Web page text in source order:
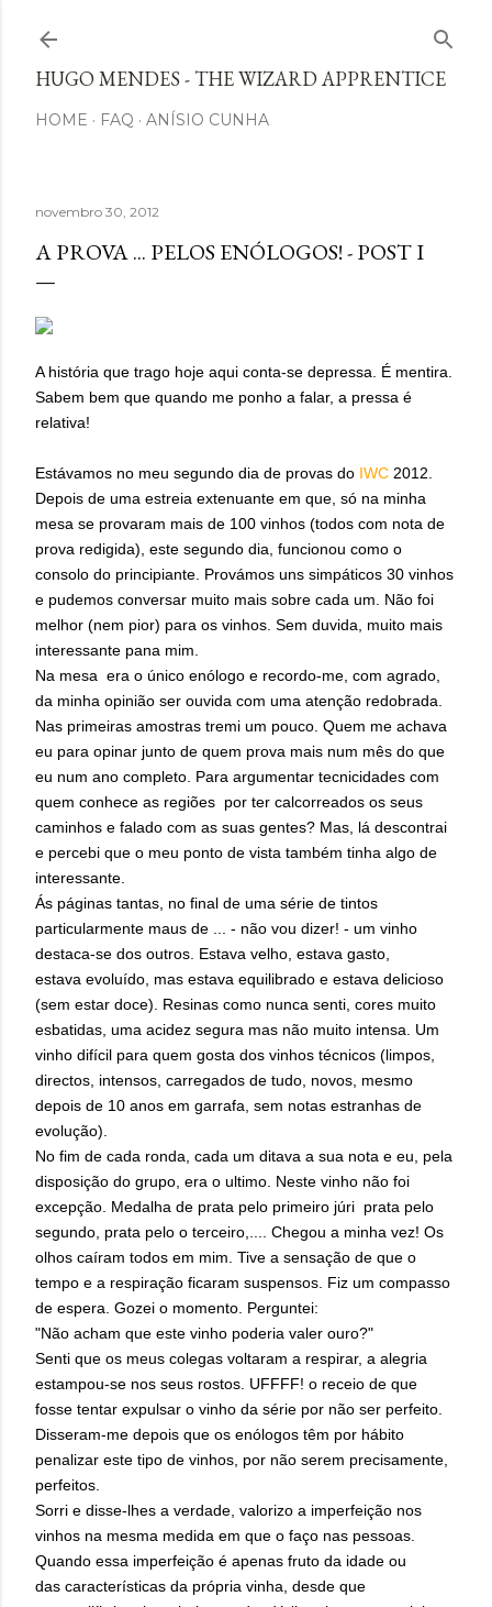
HUGO MENDES - THE WIZARD APPRENTICE
HOME FAQ ANÍSIO CUNHA
novembro 30, 2012
A PROVA ... PELOS ENÓLOGOS! - POST I
A história que trago hoje aqui conta-se depressa. É mentira.
Sabem bem que quando me ponho a falar, a pressa é
relativa!
Estávamos no meu segundo dia de provas do IWC 2012.
Depois de uma estreia extenuante em que, só na minha
mesa se provaram mais de 100 vinhos (todos com nota de
prova redigida), este segundo dia, funcionou como o
consolo do principiante. Provámos uns simpáticos 30 vinhos
e pudemos conversar muito mais sobre cada um. Não foi
melhor (nem pior) para os vinhos. Sem duvida, muito mais
interessante pana mim.
Na mesa era o único enólogo e recordo-me, com agrado,
da minha opinião ser ouvida com uma atenção redobrada.
Nas primeiras amostras tremi um pouco. Quem me achava
eu para opinar junto de quem prova mais num mês do que
eu num ano completo. Para argumentar tecnicidades com
quem conhece as regiões por ter calcorreados os seus
caminhos e falado com as suas gentes? Mas, lá descontrai
e percebi que o meu ponto de vista também tinha algo de
interessante.
Ás páginas tantas, no final de uma série de tintos
particularmente maus de ... - não vou dizer! - um vinho
destaca-se dos outros. Estava velho, estava gasto,
estava evoluído, mas estava equilibrado e estava delicioso
(sem estar doce). Resinas como nunca senti, cores muito
esbatidas, uma acidez segura mas não muito intensa. Um
vinho difícil para quem gosta dos vinhos técnicos (limpos,
directos, intensos, carregados de tudo, novos, mesmo
depois de 10 anos em garrafa, sem notas estranhas de
evolução).
No fim de cada ronda, cada um ditava a sua nota e eu, pela
disposição do grupo, era o ultimo. Neste vinho não foi
excepção. Medalha de prata pelo primeiro júri prata pelo
segundo, prata pelo o terceiro,.... Chegou a minha vez! Os
olhos caíram todos em mim. Tive a sensação de que o
tempo e a respiração ficaram suspensos. Fiz um compasso
de espera. Gozei o momento. Perguntei:
"Não acham que este vinho poderia valer ouro?"
Senti que os meus colegas voltaram a respirar, a alegria
estampou-se nos seus rostos. UFFFF! o receio de que
fosse tentar expulsar o vinho da série por não ser perfeito.
Disseram-me depois que os enólogos têm por hábito
penalizar este tipo de vinhos, por não serem precisamente,
perfeitos.
Sorri e disse-lhes a verdade, valorizo a imperfeição nos
vinhos na mesma medida em que o faço nas pessoas.
Quando essa imperfeição é apenas fruto da idade ou
das características da própria vinha, desde que